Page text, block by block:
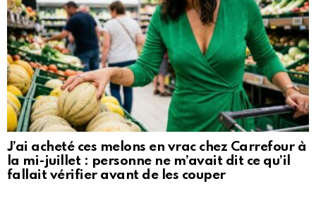
J’ai acheté ces melons en vrac chez Carrefour à
la mi-juillet : personne ne m’avait dit ce qu’il
fallait vérifier avant de les couper